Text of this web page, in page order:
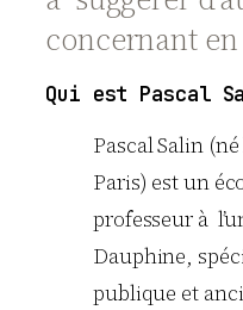
concernant
Qui est Pascal
PascalSalin(né
Paris) est un
professeur à
Dauphine,
publique et